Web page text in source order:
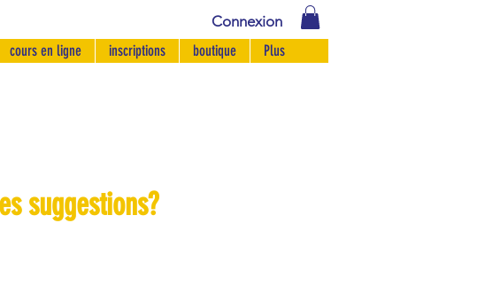
Connexion
cours en ligne inscriptions boutique Plus
suggestions?